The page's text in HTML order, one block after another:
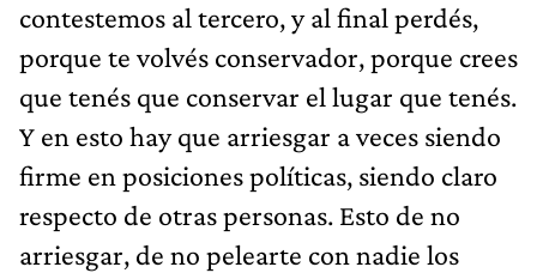
contestemos al tercero, y al final perdés,
porque te volvés conservador, porque crees
que tenés que conservar el lugar que tenés.
Y en esto hay que arriesgar a veces siendo
firme en posiciones políticas, siendo claro
respecto de otras personas. Esto de no
arriesgar, de no pelearte con nadie los